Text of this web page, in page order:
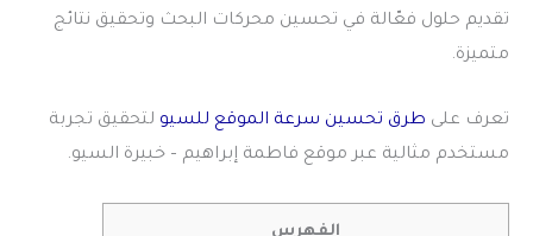
تقديم حلول فعّالة في تحسين محركات البحث وتحقيق نتائج
متميزة.
تعرف على طرق تحسين سرعة الموقع للسيو لتحقيق تجربة
مستخدم مثالية عبر موقع فاطمة إبراهيم – خبيرة السيو.
الفهرس